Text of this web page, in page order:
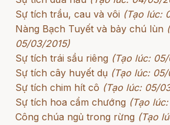
Sự tích trầu, cau và vôi (Tạo lúc:
Nàng Bạch Tuyết và bảy chú lùn
05/03/2015)
Sự tích trái sầu riêng (Tạo lúc:
Sự tích cây huyết dụ (Tạo lúc:
Sự tích chim hít cô (Tạo lúc: 05/
Sự tích hoa cẩm chướng (Tạo
Công chúa ngủ trong rừng (Tạo